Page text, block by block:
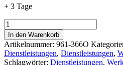
+ 3 Tage
Werkskalibrierschein
961-
366O
(Zug,
Druck
In den Warenkorb
Artikelnummer: 961-366O
Dienstleistungen, Dienstleistungen,
Schlagwörter: Dienstleistungen,